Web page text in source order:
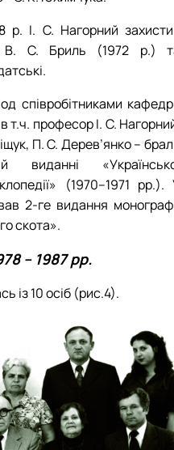
р. І. С. Нагорний
В. С. Бриль (1972 р.)
співробітниками
т.ч. професор І. С.
П. С. Дерев’янко –
(1970–1971 рр.).
2-ге видання
скота».
– 1987 рр.
із 10 осіб (рис.4).